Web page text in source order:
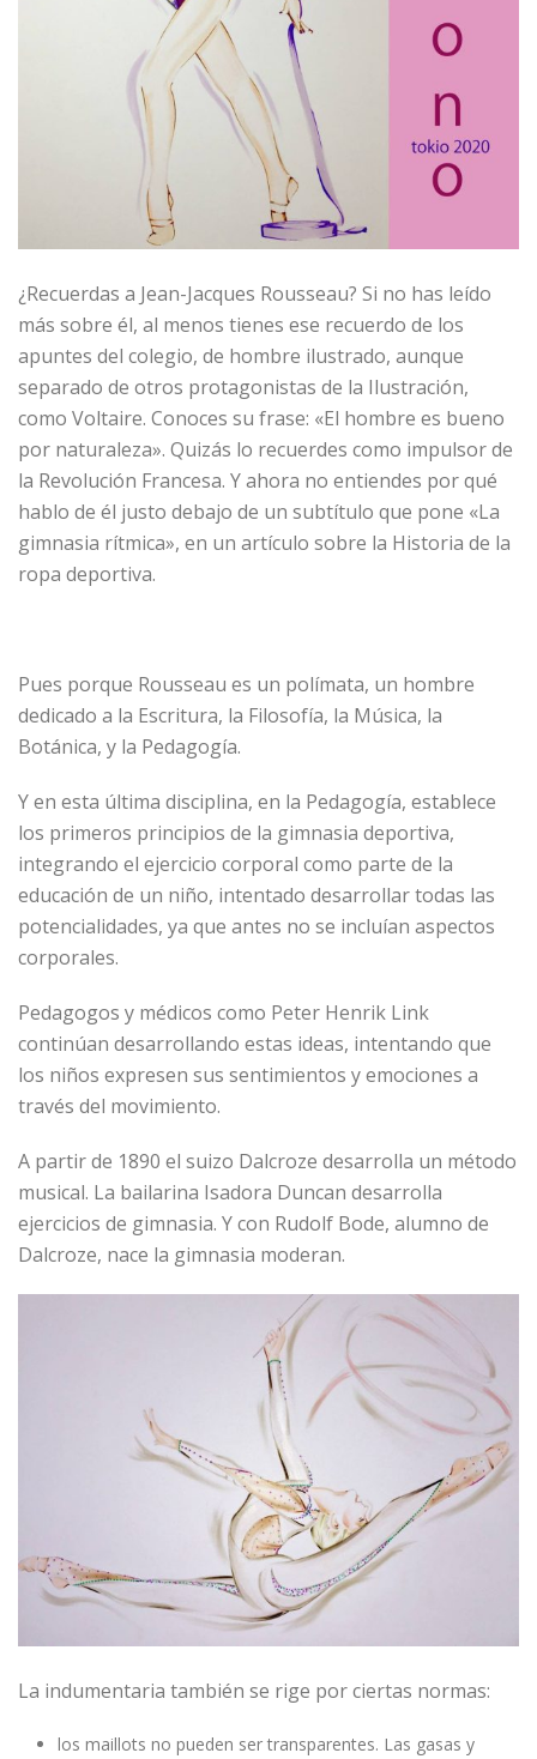
¿Recuerdas a Jean-Jacques Rousseau? Si no has leído
más sobre él, al menos tienes ese recuerdo de los
apuntes del colegio, de hombre ilustrado, aunque
separado de otros protagonistas de la Ilustración,
como Voltaire. Conoces su frase: «El hombre es bueno
por naturaleza». Quizás lo recuerdes como impulsor de
la Revolución Francesa. Y ahora no entiendes por qué
hablo de él justo debajo de un subtítulo que pone «La
gimnasia rítmica», en un artículo sobre la Historia de la
ropa deportiva.
Pues porque Rousseau es un polímata, un hombre
dedicado a la Escritura, la Filosofía, la Música, la
Botánica, y la Pedagogía.
Y en esta última disciplina, en la Pedagogía, establece
los primeros principios de la gimnasia deportiva,
integrando el ejercicio corporal como parte de la
educación de un niño, intentado desarrollar todas las
potencialidades, ya que antes no se incluían aspectos
corporales.
Pedagogos y médicos como Peter Henrik Link
continúan desarrollando estas ideas, intentando que
los niños expresen sus sentimientos y emociones a
través del movimiento.
A partir de 1890 el suizo Dalcroze desarrolla un método
musical. La bailarina Isadora Duncan desarrolla
ejercicios de gimnasia. Y con Rudolf Bode, alumno de
Dalcroze, nace la gimnasia moderan.
La indumentaria también se rige por ciertas normas:
los maillots no pueden ser transparentes. Las gasas y